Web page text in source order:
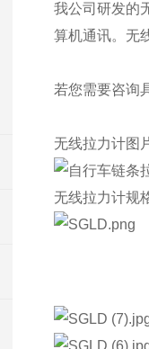
我公司研发的
算机通讯。无
若您需要咨询
无线拉力计图
无线拉力计规